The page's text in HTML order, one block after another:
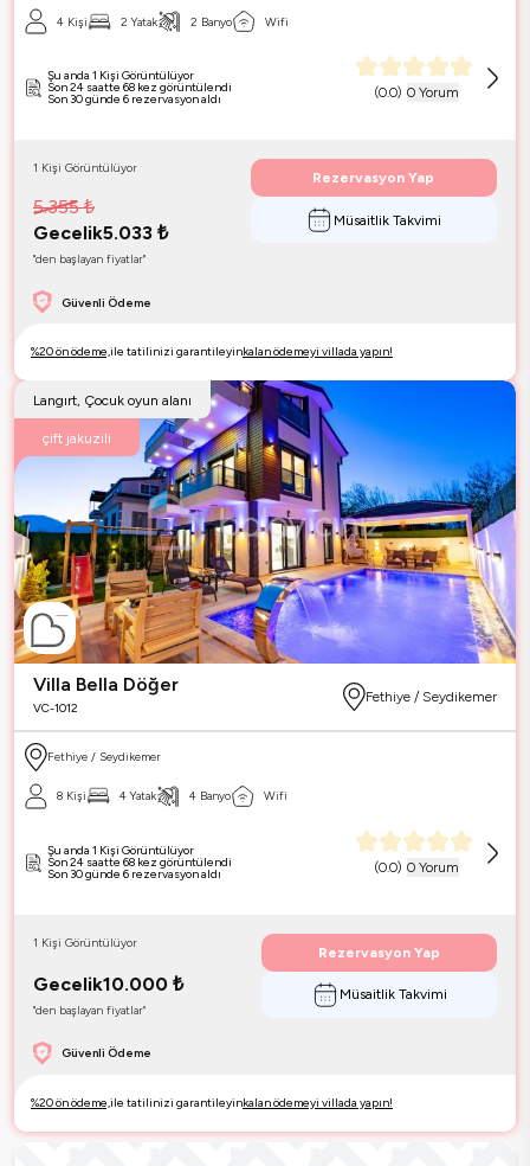
4 Kişi 2 Yatak 2 Banyo Wifi
(0.0) 0 Yorum
Şu anda 1 Kişi Görüntülüyor
Son 24 saatte 68 kez görüntülendi
Son 30 günde 6 rezervasyon aldı
Güvenli Ödeme
5.355 ₺
Gecelik5.033 ₺
"den başlayan fiyatlar"
1 Kişi Görüntülüyor
Rezervasyon Yap
Müsaitlik Takvimi
%20 ön ödeme,ile tatilinizi garantileyinkalan ödemeyi villada yapın!
Langırt, Çocuk oyun alanı
çift jakuzili
Villa Bella Döğer
VC-1012
Fethiye / Seydikemer
Fethiye / Seydikemer
8 Kişi 4 Yatak 4 Banyo Wifi
(0.0) 0 Yorum
Şu anda 1 Kişi Görüntülüyor
Son 24 saatte 68 kez görüntülendi
Son 30 günde 6 rezervasyon aldı
Güvenli Ödeme
Gecelik10.000 ₺
"den başlayan fiyatlar"
1 Kişi Görüntülüyor
Rezervasyon Yap
Müsaitlik Takvimi
%20 ön ödeme,ile tatilinizi garantileyinkalan ödemeyi villada yapın!